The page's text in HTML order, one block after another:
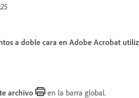
a doble cara en Adobe Acrobat
archivo en la barra global.